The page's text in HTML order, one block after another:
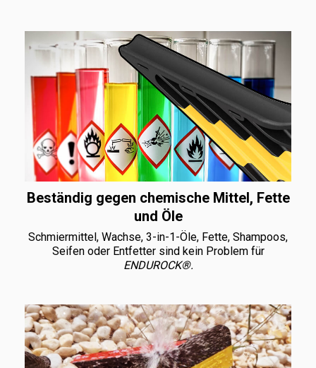
Beständig gegen chemische Mittel, Fette
und Öle
Schmiermittel, Wachse, 3-in-1-Öle, Fette, Shampoos,
Seifen oder Entfetter sind kein Problem für
ENDUROCK®.